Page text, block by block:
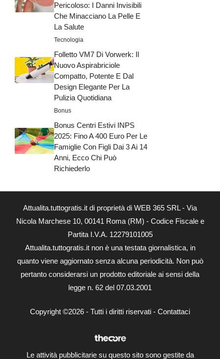
Pericoloso: I Danni Invisibili
Che Minacciano La Pelle E
La Salute
Tecnologia
Folletto VM7 Di Vorwerk: Il
Nuovo Aspirabriciole
Compatto, Potente E Dal
Design Elegante Per La
Pulizia Quotidiana
Bonus
Bonus Centri Estivi INPS
2025: Fino A 400 Euro Per Le
Famiglie Con Figli Dai 3 Ai 14
Anni, Ecco Chi Può
Richiederlo
Attualita.tuttogratis.it di proprietà di WEB 365 SRL - Via
Nicola Marchese 10, 00141 Roma (RM) - Codice Fiscale e
Partita I.V.A. 12279101005
Attualita.tuttogratis.it non è una testata giornalistica, in
quanto viene aggiornato senza alcuna periodicità. Non può
pertanto considerarsi un prodotto editoriale ai sensi della
legge n. 62 del 07.03.2001
Copyright ©2026 - Tutti i diritti riservati - Contattaci
Le attività pubblicitarie su questo sito sono gestite da